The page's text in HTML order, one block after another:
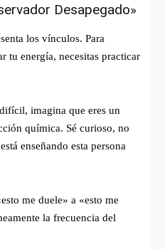
Desapegado»
los vínculos. Para
tu energía, necesitas practicar
imagina que eres un
química. Sé curioso, no
enseñando esta persona
me duele» a «esto me
la frecuencia del